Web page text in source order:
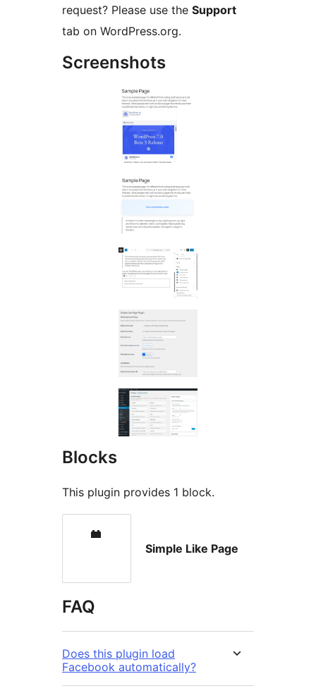
request? Please use the Support
tab on WordPress.org.
Screenshots
Blocks
This plugin provides 1 block.
Simple Like Page
FAQ
Does this plugin load
Facebook automatically?